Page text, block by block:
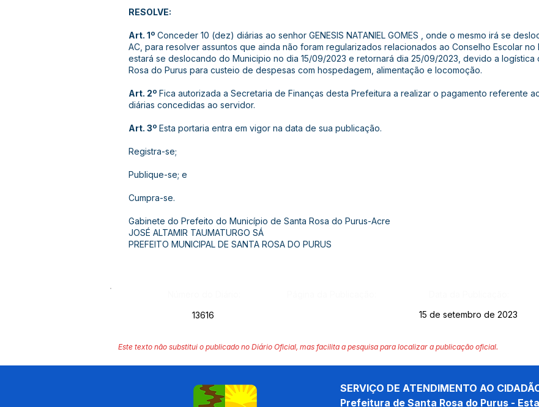
RESOLVE:
Art. 1º Conceder 10 (dez) diárias ao senhor GENESIS NATANIEL GOMES , onde o mesmo irá se
AC, para resolver assuntos que ainda não foram regularizados relacionados ao Conselho Escolar no
estará se deslocando do Municipio no dia 15/09/2023 e retornará dia 25/09/2023, devido a logística
Rosa do Purus para custeio de despesas com hospedagem, alimentação e locomoção.
Art. 2º Fica autorizada a Secretaria de Finanças desta Prefeitura a realizar o pagamento referente
diárias concedidas ao servidor.
Art. 3º Esta portaria entra em vigor na data de sua publicação.
Registra-se;
Publique-se; e
Cumpra-se.
Gabinete do Prefeito do Município de Santa Rosa do Purus-Acre
JOSÉ ALTAMIR TAUMATURGO SÁ
PREFEITO MUNICIPAL DE SANTA ROSA DO PURUS
13616
15 de setembro de 2023
Este texto não substitui o publicado no Diário Oficial, mas facilita a pesquisa para localizar a publicação oficial.
SERVIÇO DE ATENDIMENTO AO
Prefeitura de Santa Rosa do Purus -